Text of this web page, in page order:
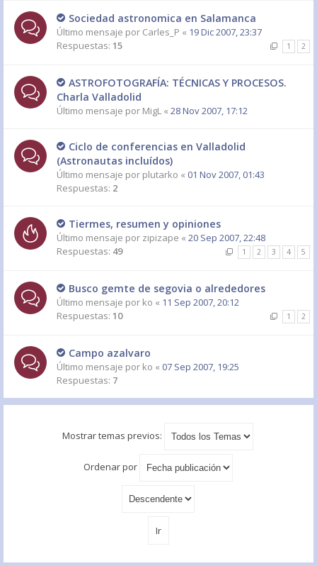
Sociedad astronomica en Salamanca
Último mensaje por Carles_P « 19 Dic 2007, 23:37
Respuestas: 15 1 2
ASTROFOTOGRAFÍA: TÉCNICAS Y PROCESOS.
Charla Valladolid
Último mensaje por MigL « 28 Nov 2007, 17:12
Ciclo de conferencias en Valladolid
(Astronautas incluídos)
Último mensaje por plutarko « 01 Nov 2007, 01:43
Respuestas: 2
Tiermes, resumen y opiniones
Último mensaje por zipizape « 20 Sep 2007, 22:48
Respuestas: 49 1 2 3 4 5
Busco gemte de segovia o alrededores
Último mensaje por ko « 11 Sep 2007, 20:12
Respuestas: 10 1 2
Campo azalvaro
Último mensaje por ko « 07 Sep 2007, 19:25
Respuestas: 7
Mostrar temas previos:
Ordenar por